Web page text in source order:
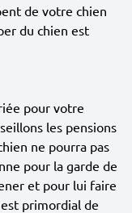
de votre chien
du chien est
pour votre
les pensions
ne pourra pas
pour la garde de
et pour lui faire
primordial de